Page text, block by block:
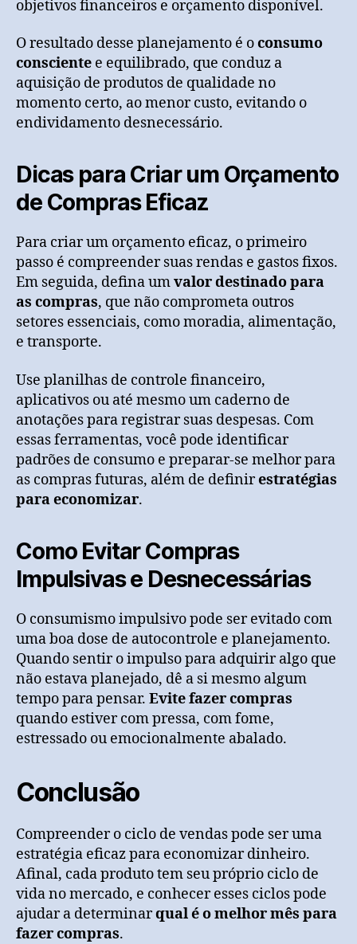
objetivos financeiros e orçamento disponível.
O resultado desse planejamento é oconsumo
consciente e equilibrado, que conduz a
aquisição de produtos de qualidade no
momento certo, ao menor custo, evitando o
endividamento desnecessário.
Dicas para Criar um Orçamento
de Compras Eficaz
Para criar um orçamento eficaz, o primeiro
passo é compreender suas rendas e gastos fixos.
Em seguida, defina umvalor destinado para
as compras, que não comprometa outros
setores essenciais, como moradia, alimentação,
e transporte.
Use planilhas de controle financeiro,
aplicativos ou até mesmo um caderno de
anotações para registrar suas despesas. Com
essas ferramentas, você pode identificar
padrões de consumo e preparar-se melhor para
as compras futuras, além de definirestratégias
para economizar.
Como Evitar Compras
Impulsivas e Desnecessárias
O consumismo impulsivo pode ser evitado com
uma boa dose de autocontrole e planejamento.
Quando sentir o impulso para adquirir algo que
não estava planejado, dê a si mesmo algum
tempo para pensar. Evite fazer compras
quando estiver com pressa, com fome,
estressado ou emocionalmente abalado.
Conclusão
Compreender o ciclo de vendas pode ser uma
estratégia eficaz para economizar dinheiro.
Afinal, cada produto tem seu próprio ciclo de
vida no mercado, e conhecer esses ciclos pode
ajudar a determinarqual é o melhor mês para
fazer compras.